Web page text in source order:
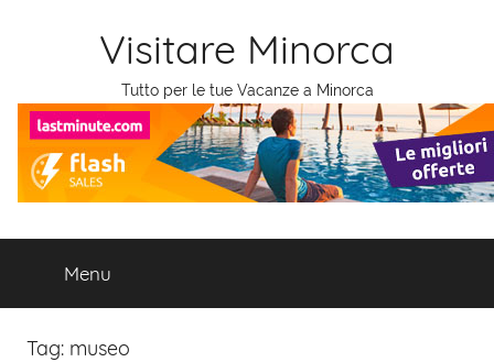
Visitare Minorca
Tutto per le tue Vacanze a Minorca
Menu
Tag: museo